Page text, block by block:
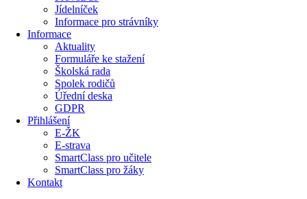
Jídelníček
Informace pro strávníky
Informace
Aktuality
Formuláře ke stažení
Školská rada
Spolek rodičů
Úřední deska
GDPR
Přihlášení
E-ŽK
E-strava
SmartClass pro učitele
SmartClass pro žáky
Kontakt